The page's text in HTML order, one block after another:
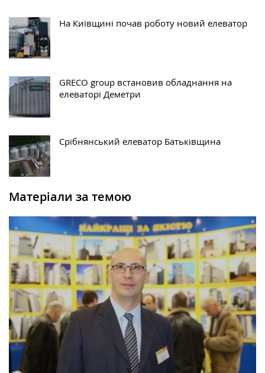
На Київщині почав роботу новий елеватор
GRECO group встановив обладнання на
елеваторі Деметри
Срібнянський елеватор Батьківщина
Матеріали за темою